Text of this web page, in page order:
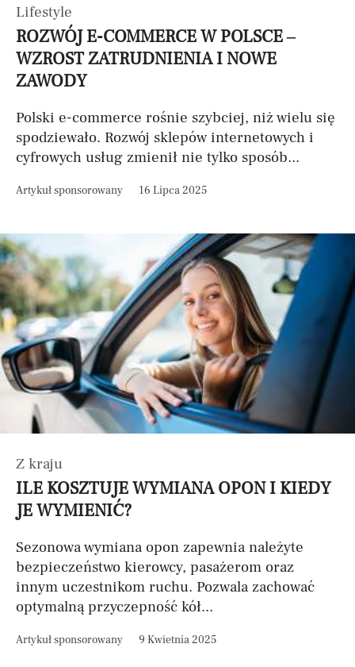
Lifestyle
ROZWÓJ E-COMMERCE W POLSCE –
WZROST ZATRUDNIENIA I NOWE
ZAWODY
Polski e-commerce rośnie szybciej, niż wielu się
spodziewało. Rozwój sklepów internetowych i
cyfrowych usług zmienił nie tylko sposób...
Artykuł sponsorowany 16 Lipca 2025
Z kraju
ILE KOSZTUJE WYMIANA OPON I KIEDY
JE WYMIENIĆ?
Sezonowa wymiana opon zapewnia należyte
bezpieczeństwo kierowcy, pasażerom oraz
innym uczestnikom ruchu. Pozwala zachować
optymalną przyczepność kół...
Artykuł sponsorowany 9 Kwietnia 2025